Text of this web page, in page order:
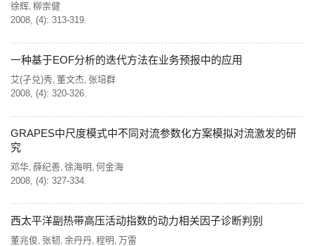
徐辉, 柳崇健
2008, (4): 313-319.
一种基于EOF分析的迭代方法在业务预报中的应用
艾(孑兑)秀, 董文杰, 张培群
2008, (4): 320-326.
GRAPES中尺度模式中不同对流参数化方案模拟对流激发的研
究
邓华, 薛纪善, 徐海明 , 何金海
2008, (4): 327-334.
西太平洋副热带高压活动指数的动力相关因子诊断判别
董兆俊, 张韧, 余丹丹, 程明 , 万雷